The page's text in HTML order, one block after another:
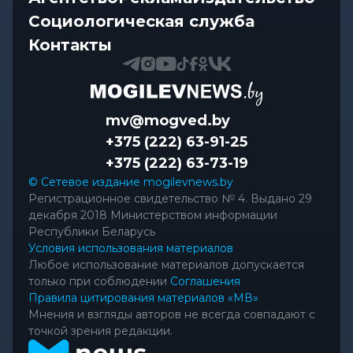
Передовиков жатвы чествовали в
Костюковичском районе
Социологическая служба
Контакты
mv@mogved.by
+375 (222) 63-91-25
+375 (222) 63-73-19
© Сетевое издание mogilevnews.by
Регистрационное свидетельство № 4. Выдано 29
декабря 2018 Министерством информации
Республики Беларусь
Условия использования материалов
Любое использование материалов допускается
только при соблюдении Соглашения
Правила цитирования материалов «МВ»
Мнения и взгляды авторов не всегда совпадают с
точкой зрения редакции.